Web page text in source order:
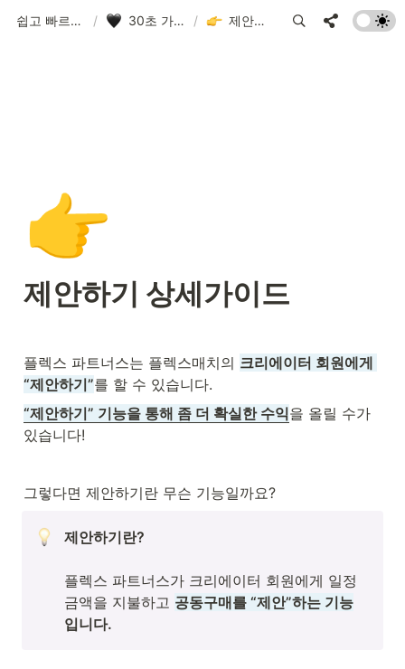
쉽고 빠르게 시작하는 FLEX 가이드 / 30초 가이드! 플렉스매치는 처음이죠? / 제안하기 상세가이드
👉
제안하기 상세가이드
플렉스 파트너스는 플렉스매치의 크리에이터 회원에게
“제안하기”를 할 수 있습니다.
“제안하기” 기능을 통해 좀 더 확실한 수익을 올릴 수가
있습니다!
그렇다면 제안하기란 무슨 기능일까요?
제안하기란?
플렉스 파트너스가 크리에이터 회원에게 일정
금액을 지불하고 공동구매를 “제안”하는 기능
입니다.